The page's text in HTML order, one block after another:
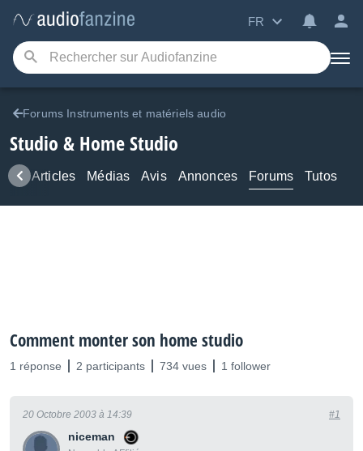
FR
Forums Instruments et matériels audio
Studio & Home Studio
Articles Médias Avis Annonces Forums Tutos
Comment monter son home studio
1 réponse 2 participants 734 vues 1 follower
niceman
20 Octobre 2003 à 14:39 #1